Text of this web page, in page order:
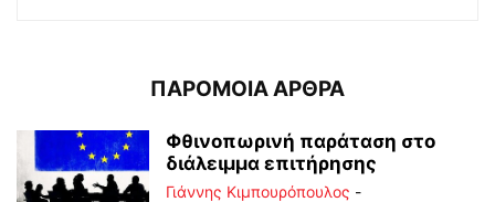
ΠΑΡΟΜΟΙΑ ΑΡΘΡΑ
Φθινοπωρινή παράταση στο
διάλειμμα επιτήρησης
Γιάννης Κιμπουρόπουλος -